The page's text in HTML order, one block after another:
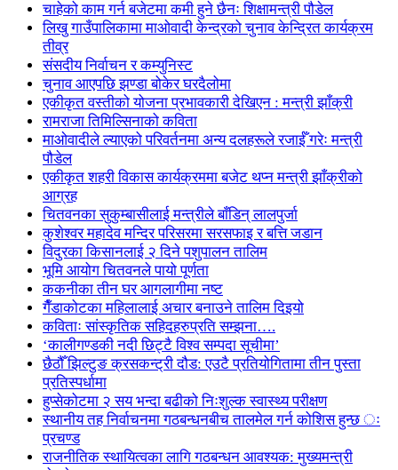
चाहेको काम गर्न बजेटमा कमी हुने छैनः शिक्षामन्त्री पौडेल
लिखु गाउँपालिकामा माओवादी केन्द्रको चुनाव केन्द्रित कार्यक्रम
तीव्र
संसदीय निर्वाचन र कम्युनिस्ट
चुनाव आएपछि झण्डा बोकेर घरदैलोमा
एकीकृत वस्तीको योजना प्रभावकारी देखिएन : मन्त्री झाँक्री
रामराजा तिमिल्सिनाको कविता
माओवादीले ल्याएको परिवर्तनमा अन्य दलहरूले रजाईँ गरेः मन्त्री
पौडेल
एकीकृत शहरी विकास कार्यक्रममा बजेट थप्न मन्त्री झाँक्रीको
आग्रह
चितवनका सुकुम्बासीलाई मन्त्रीले बाँडिन् लालपुर्जा
कुशेश्वर महादेव मन्दिर परिसरमा सरसफाइ र बत्ति जडान
विदुरका किसानलाई २ दिने पशुपालन तालिम
भूमि आयोग चितवनले पायो पूर्णता
ककनीका तीन घर आगलागीमा नष्ट
गैँडाकोटका महिलालाई अचार बनाउने तालिम दिइयो
कविताः सांस्कृतिक सहिदहरुप्रति सम्झना….
‘कालीगण्डकी नदी छिट्टै विश्व सम्पदा सूचीमा’
छैठौँ झिल्टुङ क्रसकन्ट्री दौड: एउटै प्रतियोगितामा तीन पुस्ता
प्रतिस्पर्धामा
हुप्सेकोटमा २ सय भन्दा बढीको निःशुल्क स्वास्थ्य परीक्षण
स्थानीय तह निर्वाचनमा गठबन्धनबीच तालमेल गर्न कोशिस हुन्छ ः
प्रचण्ड
राजनीतिक स्थायित्वका लागि गठबन्धन आवश्यक: मुख्यमन्त्री